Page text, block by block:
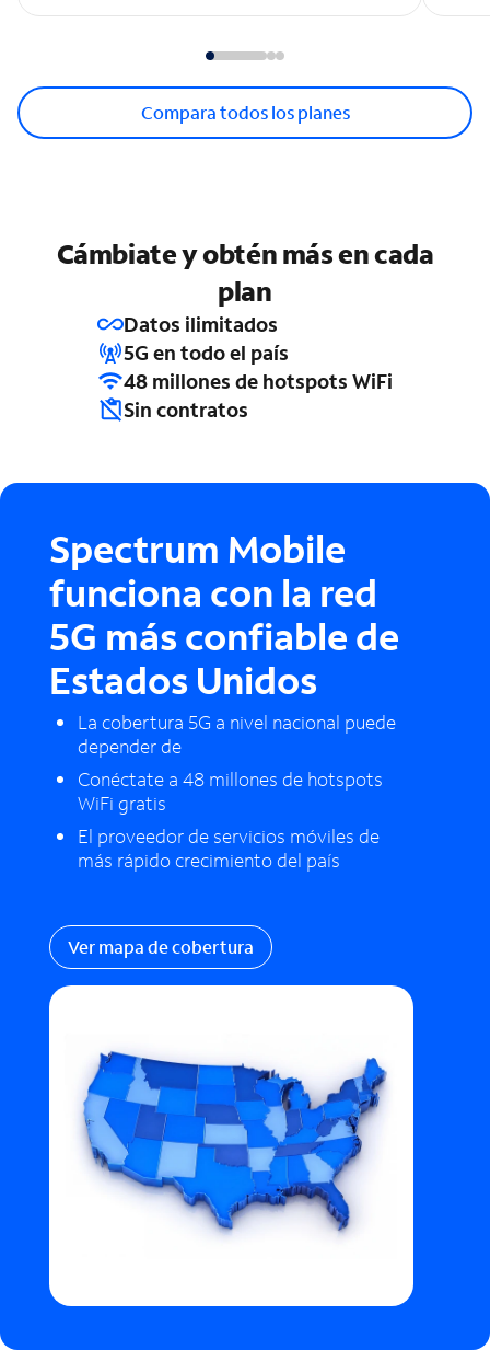
Compara todos los planes
Cámbiate y obtén más en cada
plan
Datos ilimitados
5G en todo el país
48 millones de hotspots WiFi
Sin contratos
Spectrum Mobile
funciona con la red
5G más confiable de
Estados Unidos
La cobertura 5G a nivel nacional puede
depender de
Conéctate a 48 millones de hotspots
WiFi gratis
El proveedor de servicios móviles de
más rápido crecimiento del país
Ver mapa de cobertura